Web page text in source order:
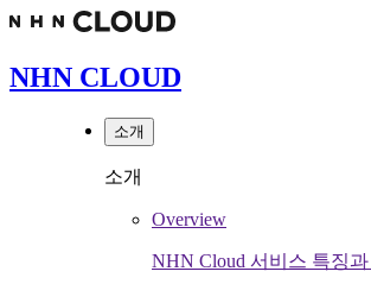
NHN CLOUD
소개
소개
Overview
NHN Cloud 서비스 특징